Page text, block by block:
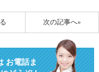
次の記事へ»
お電話ま